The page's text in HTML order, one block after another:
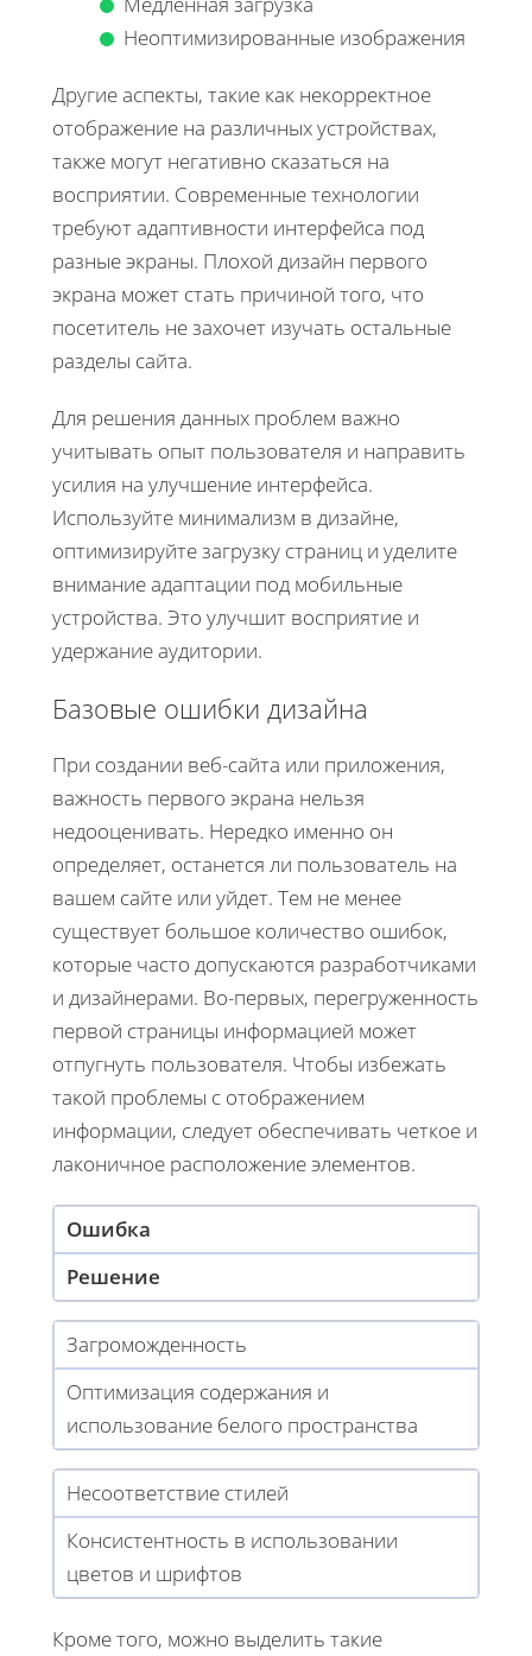
Неоптимизированные изображения
Другие аспекты, такие как некорректное
отображение на различных устройствах,
также могут негативно сказаться на
восприятии. Современные технологии
требуют адаптивности интерфейса под
разные экраны. Плохой дизайн первого
экрана может стать причиной того, что
посетитель не захочет изучать остальные
разделы сайта.
Для решения данных проблем важно
учитывать опыт пользователя и направить
усилия на улучшение интерфейса.
Используйте минимализм в дизайне,
оптимизируйте загрузку страниц и уделите
внимание адаптации под мобильные
устройства. Это улучшит восприятие и
удержание аудитории.
Базовые ошибки дизайна
При создании веб-сайта или приложения,
важность первого экрана нельзя
недооценивать. Нередко именно он
определяет, останется ли пользователь на
вашем сайте или уйдет. Тем не менее
существует большое количество ошибок,
которые часто допускаются разработчиками
и дизайнерами. Во-первых, перегруженность
первой страницы информацией может
отпугнуть пользователя. Чтобы избежать
такой проблемы с отображением
информации, следует обеспечивать четкое и
лаконичное расположение элементов.
Ошибка
Решение
Загроможденность
Оптимизация содержания и
использование белого пространства
Несоответствие стилей
Консистентность в использовании
цветов и шрифтов
Кроме того, можно выделить такие